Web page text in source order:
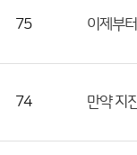
75 이제부
74 만약 지